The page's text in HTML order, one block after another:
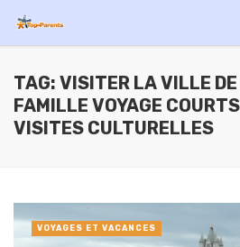
TAG: VISITER LA VILLE DE
FAMILLE VOYAGE
VISITES CULTURELLES
VOYAGES ET VACANCES